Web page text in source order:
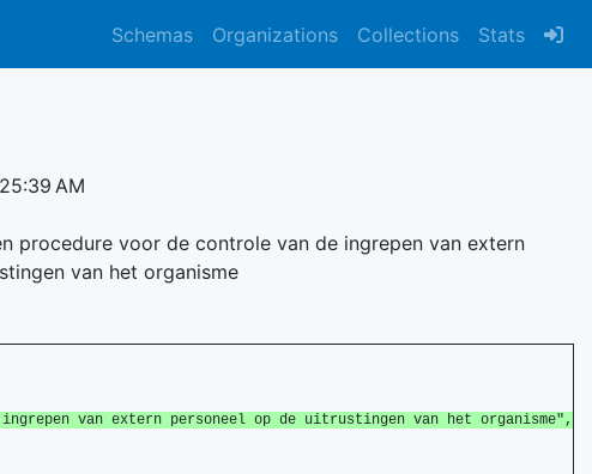
Schemas Organizations Collections Stats
AM
procedure voor de controle van de ingrepen van extern
van het organisme
van extern personeel op de uitrustingen van het organisme",